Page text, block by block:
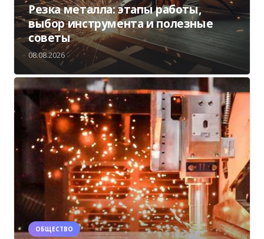
Резка металла: этапы работы,
выбор инструмента и полезные
советы
08.08.2026
ОБЩЕСТВО